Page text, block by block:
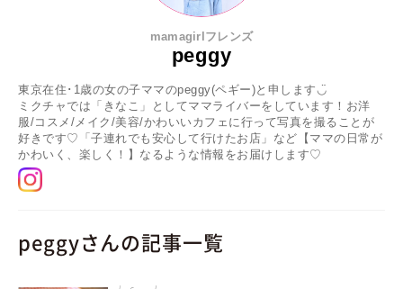
mamagirlフレンズ
peggy
東京在住･1歳の女の子ママのpeggy(ペギー)と申します◡̈
ミクチャでは「きなこ」としてママライバーをしています！お洋
服/コスメ/メイク/美容/かわいいカフェに行って写真を撮ることが
好きです♡「子連れでも安心して行けたお店」など【ママの日常が
かわいく、楽しく！】なるような情報をお届けします♡
peggyさんの記事一覧